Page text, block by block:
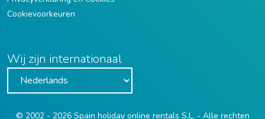
Cookievoorkeuren
Wij zijn internationaal
© 2002 - 2026 Spain holiday online rentals S.L. - Alle rechten